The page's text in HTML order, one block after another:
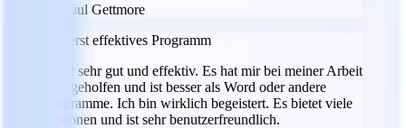
Paul Gettmore
Äußerst effektives Programm
Es ist sehr gut und effektiv. Es hat mir bei meiner Arbeit
sehr geholfen und ist besser als Word oder andere
Programme. Ich bin wirklich begeistert. Es bietet viele
Optionen und ist sehr benutzerfreundlich.